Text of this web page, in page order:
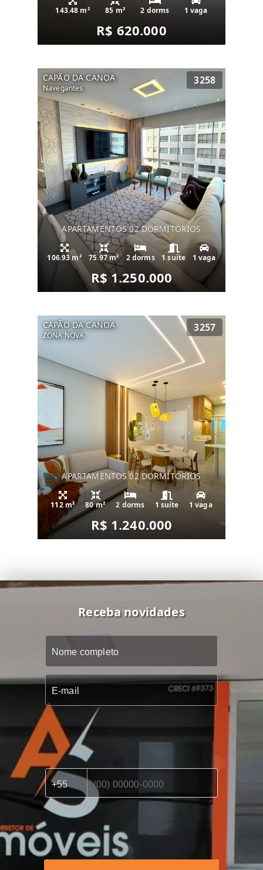
143.48 m² 85 m² 2 dorms 1 vaga
R$ 620.000
CAPÃO DA CANOA
Navegantes
3258
APARTAMENTOS 02 DORMITÓRIOS
106.93 m² 75.97 m² 2 dorms 1 suíte 1 vaga
R$ 1.250.000
CAPÃO DA CANOA
ZONA NOVA
3257
APARTAMENTOS 02 DORMITÓRIOS
112 m² 80 m² 2 dorms 1 suíte 1 vaga
R$ 1.240.000
Receba novidades